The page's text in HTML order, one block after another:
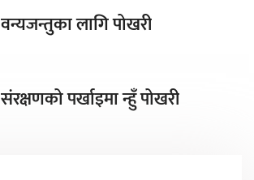
वन्यजन्तुका लागि पोखरी
संरक्षणको पर्खाइमा न्हुँ पोखरी